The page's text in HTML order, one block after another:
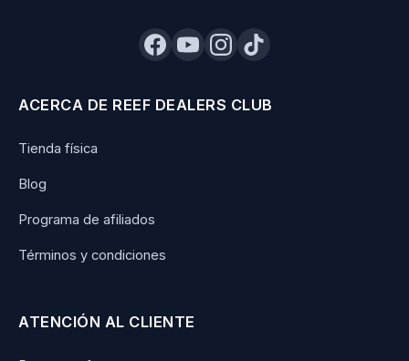
ACERCA DE REEF DEALERS CLUB
Tienda física
Blog
Programa de afiliados
Términos y condiciones
ATENCIÓN AL CLIENTE